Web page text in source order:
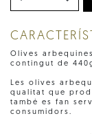
Olives
contingut de
Les olives
qualitat que
també es fan
consumidors.